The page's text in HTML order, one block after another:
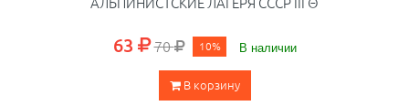
63 70 10% В наличии
В корзину